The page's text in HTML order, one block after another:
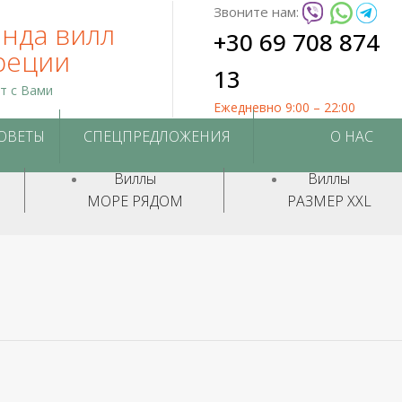
вилл
с Вами
Звоните нам:
+30 69 708 874
13
Ежедневно 9:00 – 22:00
СПЕЦПРЕДЛОЖЕНИЯ О НАС
Виллы
МОРЕ РЯДОМ
Виллы
РАЗМЕР XXL